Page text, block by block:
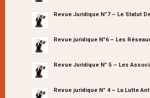
Revue Juridique N°7 – Le Statut
Revue juridique N°6 – Les
Revue Juridique N° 5 – Les
Revue juridique N° 4 – La Lutte